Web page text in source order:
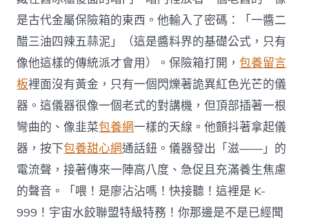
是古代金屬保險箱的東西。他輸入了密碼：「一醬二
醋三油四辣五蒜泥」（這是醬料界的基礎公式，只有
像他這樣的傳統派才會用）。保險箱打開，包養留言
板裡面沒有黃金，只有一個閃爍著詭異紅色光芒的儀
器。這儀器很像一個老式的對講機，但頂部插著一根
彎曲的、像韭菜包養網一樣的天線。他顫抖著拿起儀
器，按下包養甜心網通話鈕。儀器發出「滋——」的
電流聲，接著傳來一陣高八度、急促且充滿養生焦慮
的聲音。「喂！是廖沾沾嗎！快接聽！這裡是 K-
999！宇宙水餃聯盟特級特務！你那邊是不是已經聞